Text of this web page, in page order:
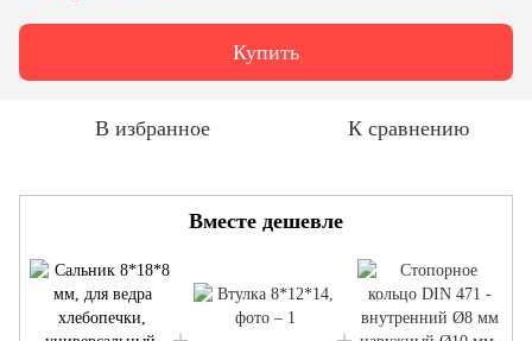
Купить
В избранное К сравнению
Вместе дешевле